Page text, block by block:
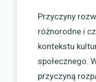
Przyczyny
różnorodne i
kontekstu
społecznego.
przyczyną